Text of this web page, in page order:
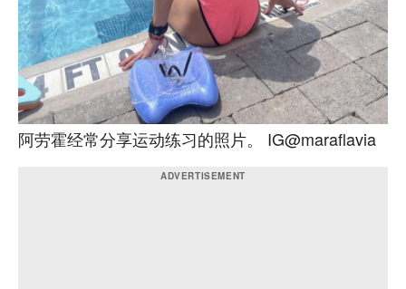
阿劳霍经常分享运动练习的照片。 IG@maraflavia